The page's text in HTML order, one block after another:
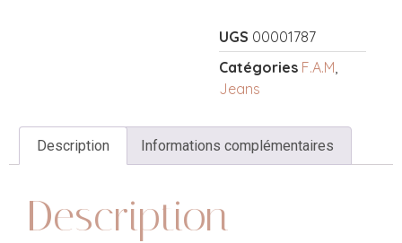
UGS 00001787
Catégories F.A.M
Jeans
Description Informations complémentaires
Description